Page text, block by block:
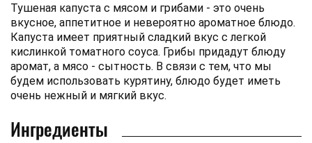
Тушеная капуста с мясом и грибами - это очень
вкусное, аппетитное и невероятно ароматное блюдо.
Капуста имеет приятный сладкий вкус с легкой
кислинкой томатного соуса. Грибы придадут блюду
аромат, а мясо - сытность. В связи с тем, что мы
будем использовать курятину, блюдо будет иметь
очень нежный и мягкий вкус.
Ингредиенты